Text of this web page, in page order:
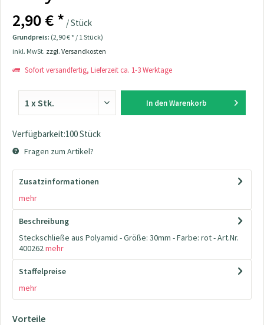
2,90 € * / Stück
Grundpreis: (2,90 € * / 1 Stück)
inkl. MwSt. zzgl. Versandkosten
Sofort versandfertig, Lieferzeit ca. 1-3 Werktage
In den Warenkorb
Verfügbarkeit:100 Stück
Fragen zum Artikel?
Zusatzinformationen
mehr
Beschreibung
Steckschließe aus Polyamid - Größe: 30mm - Farbe: rot - Art.Nr.
400262mehr
Staffelpreise
mehr
Vorteile